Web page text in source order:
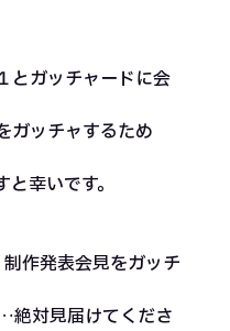
とガッチャードに会
ガッチャするため
幸いです。
作発表会見をガッチ
絶対見届けてくださ